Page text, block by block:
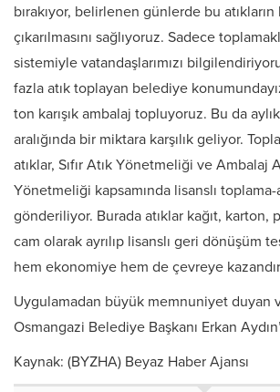
bırakıyor, belirlenen günlerde bu atıkların
çıkarılmasını sağlıyoruz. Sadece
sistemiyle vatandaşlarımızı
fazla atık toplayan belediye
ton karışık ambalaj topluyoruz. Bu da
aralığında bir miktara karşılık geliyor.
atıklar, Sıfır Atık Yönetmeliği ve Ambalaj
Yönetmeliği kapsamında lisanslı
gönderiliyor. Burada atıklar kağıt, karton,
cam olarak ayrılıp lisanslı geri dönüşüm
hem ekonomiye hem de çevreye
Uygulamadan büyük memnuniyet duyan
Osmangazi Belediye Başkanı Erkan
Kaynak: (BYZHA) Beyaz Haber Ajansı